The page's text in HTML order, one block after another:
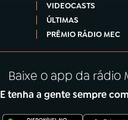
VIDEOCASTS
ÚLTIMAS
PRÊMIO RÁDIO MEC
Baixe o app da rádio
E tenha a gente sempre